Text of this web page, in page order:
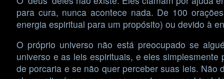
para cura, nunca acontece nada. De 100
energia espiritual para um propósito) ou devido à
O próprio universo não está preocupado se
universo e as leis espirituais, e eles
de porcaria e se não quer perceber suas leis.